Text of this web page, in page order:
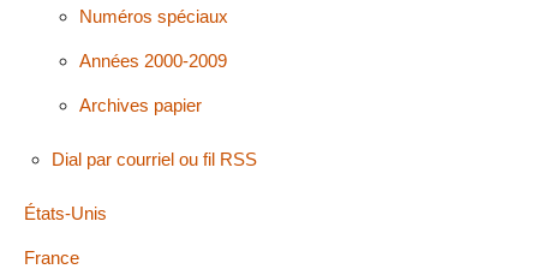
Numéros spéciaux
Années 2000-2009
Archives papier
Dial par courriel ou fil RSS
États-Unis
France